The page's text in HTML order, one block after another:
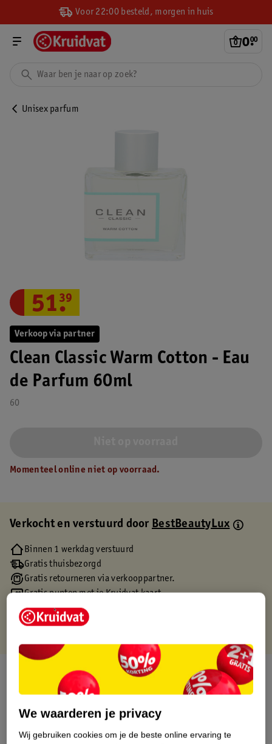
Voor 22:00 besteld, morgen in huis
0.
00
Unisex parfum
Verkoop via partner
Clean Classic Warm Cotton - Eau
de Parfum 60ml
60
51.
39
Momenteel online niet op voorraad.
Verkocht en verstuurd doorBestBeautyLux
Binnen 1 werkdag verstuurd
Gratis thuisbezorgd
Gratis retourneren via verkooppartner.
Gratis punten met je Kruidvat kaart
Over dit product
Etiketinformatie
We waarderen je privacy
Wij gebruiken cookies om je de beste online ervaring te